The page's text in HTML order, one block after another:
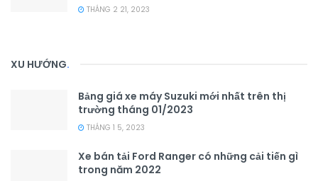
THÁNG 2 21, 2023
XU HƯỚNG.
Bảng giá xe máy Suzuki mới nhất trên thị
trường tháng 01/2023
THÁNG 1 5, 2023
Xe bán tải Ford Ranger có những cải tiến gì
trong năm 2022